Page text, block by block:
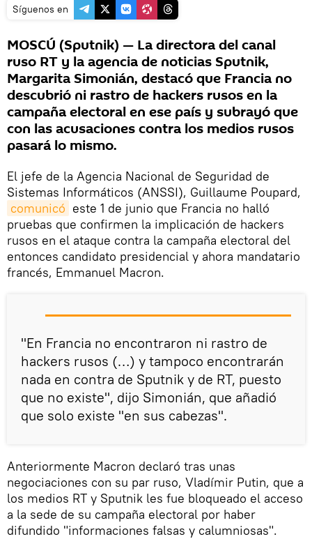
Síguenos en
MOSCÚ (Sputnik) — La directora del canal
ruso RT y la agencia de noticias Sputnik,
Margarita Simonián, destacó que Francia no
descubrió ni rastro de hackers rusos en la
campaña electoral en ese país y subrayó que
con las acusaciones contra los medios rusos
pasará lo mismo.
El jefe de la Agencia Nacional de Seguridad de
Sistemas Informáticos (ANSSI), Guillaume Poupard,
comunicó este 1 de junio que Francia no halló
pruebas que confirmen la implicación de hackers
rusos en el ataque contra la campaña electoral del
entonces candidato presidencial y ahora mandatario
francés, Emmanuel Macron.
"En Francia no encontraron ni rastro de
hackers rusos (…) y tampoco encontrarán
nada en contra de Sputnik y de RT, puesto
que no existe", dijo Simonián, que añadió
que solo existe "en sus cabezas".
Anteriormente Macron declaró tras unas
negociaciones con su par ruso, Vladímir Putin, que a
los medios RT y Sputnik les fue bloqueado el acceso
a la sede de su campaña electoral por haber
difundido "informaciones falsas y calumniosas".